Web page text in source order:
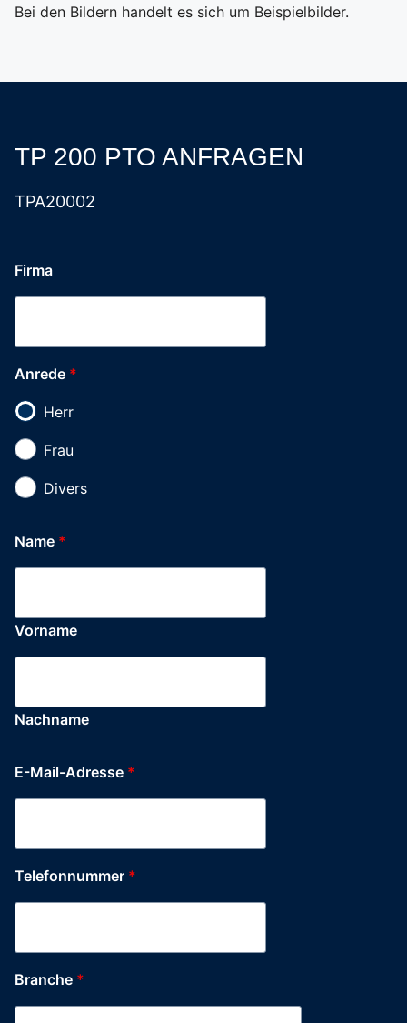
Bei den Bildern handelt es sich um Beispielbilder.
TP 200 PTO ANFRAGEN
TPA20002
Firma
Anrede *
Herr
Frau
Divers
Name *
Vorname
Nachname
E-Mail-Adresse *
Telefonnummer *
Stadt
Straße
Branche *